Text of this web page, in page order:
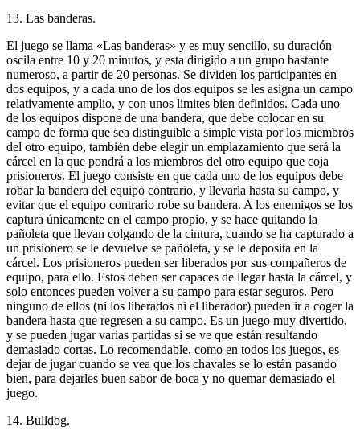
13. Las banderas.
El juego se llama «Las banderas» y es muy sencillo, su duración
oscila entre 10 y 20 minutos, y esta dirigido a un grupo bastante
numeroso, a partir de 20 personas. Se dividen los participantes en
dos equipos, y a cada uno de los dos equipos se les asigna un campo
relativamente amplio, y con unos limites bien definidos. Cada uno
de los equipos dispone de una bandera, que debe colocar en su
campo de forma que sea distinguible a simple vista por los miembros
del otro equipo, también debe elegir un emplazamiento que será la
cárcel en la que pondrá a los miembros del otro equipo que coja
prisioneros. El juego consiste en que cada uno de los equipos debe
robar la bandera del equipo contrario, y llevarla hasta su campo, y
evitar que el equipo contrario robe su bandera. A los enemigos se los
captura únicamente en el campo propio, y se hace quitando la
pañoleta que llevan colgando de la cintura, cuando se ha capturado a
un prisionero se le devuelve se pañoleta, y se le deposita en la
cárcel. Los prisioneros pueden ser liberados por sus compañeros de
equipo, para ello. Estos deben ser capaces de llegar hasta la cárcel, y
solo entonces pueden volver a su campo para estar seguros. Pero
ninguno de ellos (ni los liberados ni el liberador) pueden ir a coger la
bandera hasta que regresen a su campo. Es un juego muy divertido,
y se pueden jugar varias partidas si se ve que están resultando
demasiado cortas. Lo recomendable, como en todos los juegos, es
dejar de jugar cuando se vea que los chavales se lo están pasando
bien, para dejarles buen sabor de boca y no quemar demasiado el
juego.
14. Bulldog.